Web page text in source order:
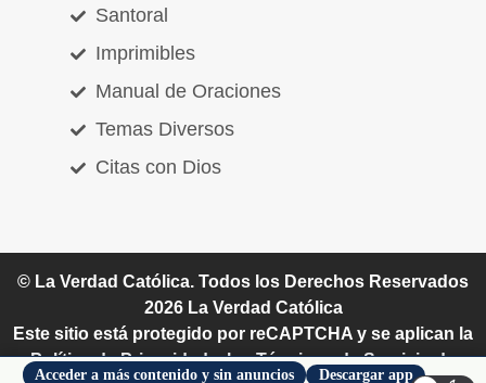
Santoral
Imprimibles
Manual de Oraciones
Temas Diversos
Citas con Dios
© La Verdad Católica. Todos los Derechos Reservados
2026 La Verdad Católica
Este sitio está protegido por reCAPTCHA y se aplican la
Política de Privacidad y los Términos de Servicio de
Acceder a más contenido y sin anuncios Descargar app